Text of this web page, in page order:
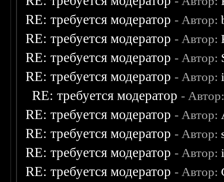
RE: требуется модератор - Автор:
RE: требуется модератор - Автор:
RE: требуется модератор - Автор:
RE: требуется модератор - Автор:
RE: требуется модератор -
RE: требуется модератор - Автор:
RE: требуется модератор - Автор:
RE: требуется модератор - Автор:
RE: требуется модератор - Автор: